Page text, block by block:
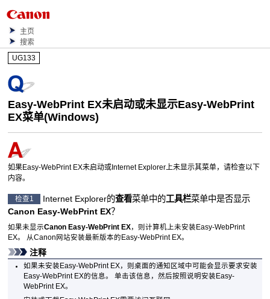
主页
搜索
UG133
Easy-WebPrint EX未启动或未显示Easy-WebPrint
EX菜单(Windows)
如果Easy-WebPrint EX未启动或 Internet Explorer上未显示其菜单，请检查以下
内容。
检查1 Internet Explorer的查看菜单中的工具栏菜单中是否显示
Canon Easy-WebPrint EX？
如果未显示Canon Easy-WebPrint EX，则计算机上未安装 Easy-WebPrint
EX。 从Canon网站安装最新版本的 Easy-WebPrint EX。
注释
如果未安装 Easy-WebPrint EX ，则桌面的通知区域中可能会显示要求安装
Easy-WebPrint EX的信息。
单击该信息，然后按照说明安装 Easy-
WebPrint EX。